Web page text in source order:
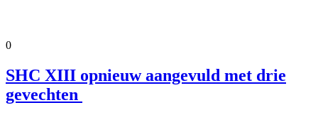
0
SHC XIII opnieuw aangevuld met drie
gevechten